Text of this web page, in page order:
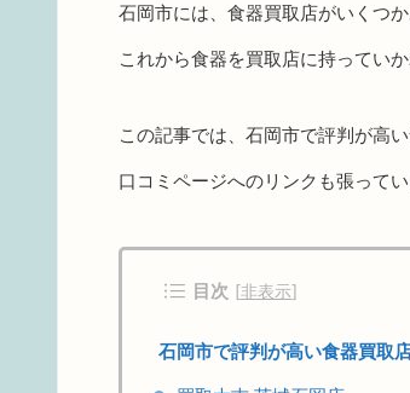
石岡市には、食器買取店がいくつ
これから食器を買取店に持っていか
この記事では、石岡市で評判が高
口コミページへのリンクも張って
目次 [非表示]
石岡市で評判が高い食器買取